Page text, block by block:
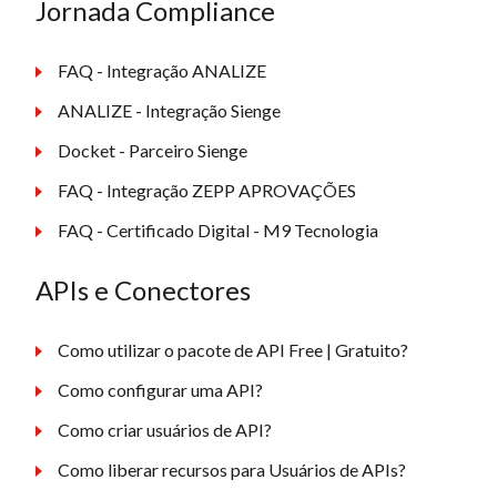
Jornada Compliance
FAQ - Integração ANALIZE
ANALIZE - Integração Sienge
Docket - Parceiro Sienge
FAQ - Integração ZEPP APROVAÇÕES
FAQ - Certificado Digital - M9 Tecnologia
APIs e Conectores
Como utilizar o pacote de API Free | Gratuito?
Como configurar uma API?
Como criar usuários de API?
Como liberar recursos para Usuários de APIs?